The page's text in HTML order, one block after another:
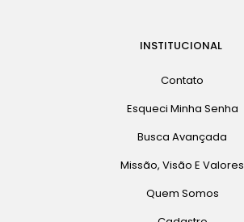
INSTITUCIONAL
Contato
Esqueci Minha Senha
Busca Avançada
Missão, Visão E Valores
Quem Somos